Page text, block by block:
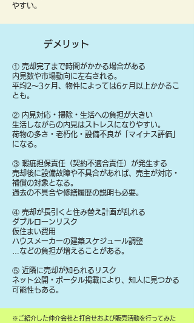
やすい。
デメリット
① 売却完了まで時間がかかる場合がある
内見数や市場動向に左右される。
平均2〜3ヶ月、物件によっては6ヶ月以上かかるこ
とも。
② 内見対応・掃除・生活への負担が大きい
生活しながらの内見はストレスになりやすい。
荷物の多さ・老朽化・設備不良が「マイナス評価」
になる。
③ 瑕疵担保責任（契約不適合責任）が発生する
売却後に設備故障や不具合があれば、売主が対応・
補償の対象となる。
過去の不具合や修繕履歴の説明も必要。
④ 売却が長引くと住み替え計画が乱れる
ダブルローンリスク
仮住まい費用
ハウスメーカーの建築スケジュール調整
…などの負担が増えることがある。
⑤ 近隣に売却が知られるリスク
ネット公開・ポータル掲載により、知人に見つかる
可能性もある。
​※ご紹介した仲介会社と打合せおよび販売活動を行ってみた